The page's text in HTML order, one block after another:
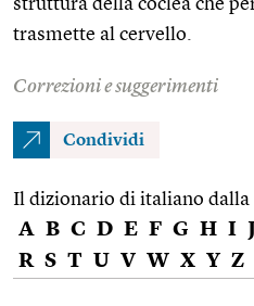
trasmette al cervello.
Correzioni e suggerimenti
Condividi
Il dizionario di italiano dalla
A B C D E F G H I J
R S T U V W X Y Z